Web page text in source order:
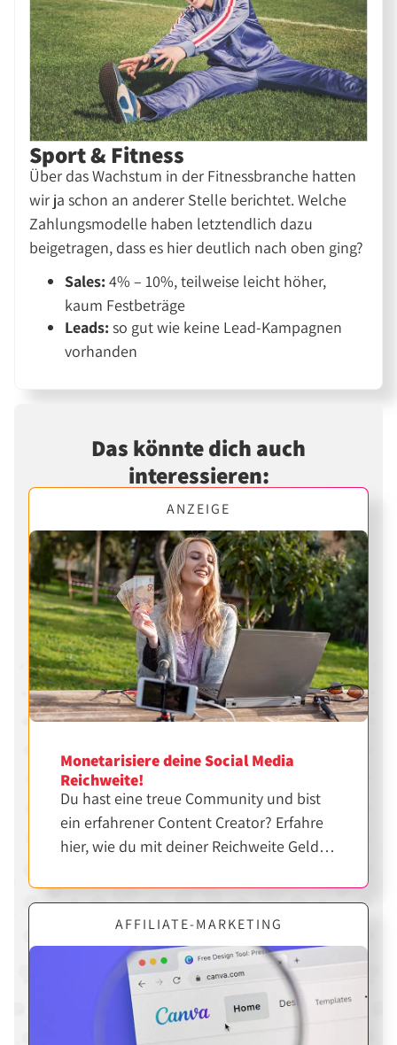
Sport & Fitness
Über das Wachstum in der Fitnessbranche hatten
wir ja schon an anderer Stelle berichtet. Welche
Zahlungsmodelle haben letztendlich dazu
beigetragen, dass es hier deutlich nach oben ging?
Sales: 4% – 10%, teilweise leicht höher,
kaum Festbeträge
Leads: so gut wie keine Lead-Kampagnen
vorhanden
Das könnte dich auch
interessieren:
ANZEIGE
Monetarisiere deine Social Media
Reichweite!
Du hast eine treue Community und bist
ein erfahrener Content Creator? Erfahre
hier, wie du mit deiner Reichweite Geld
AFFILIATE-MARKETING